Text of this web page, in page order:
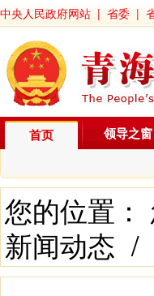
中央人民政府网站 | 省委 |
首页 领导之窗
您的位置：
新闻动态 /